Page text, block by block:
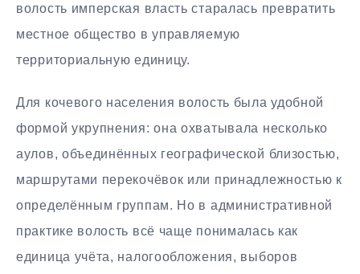
волость имперская власть старалась превратить
местное общество в управляемую
территориальную единицу.
Для кочевого населения волость была удобной
формой укрупнения: она охватывала несколько
аулов, объединённых географической близостью,
маршрутами перекочёвок или принадлежностью к
определённым группам. Но в административной
практике волость всё чаще понималась как
единица учёта, налогообложения, выборов